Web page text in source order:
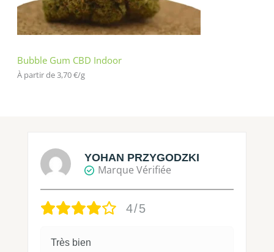
Bubble Gum CBD Indoor
À partir de 3,70€/g
YOHAN PRZYGODZKI
Marque Vérifiée
4/5
Très bien